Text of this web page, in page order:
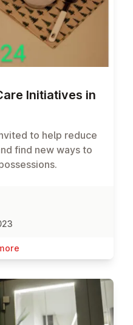
Ini­ti­at­ives in
to help reduce
find new ways to